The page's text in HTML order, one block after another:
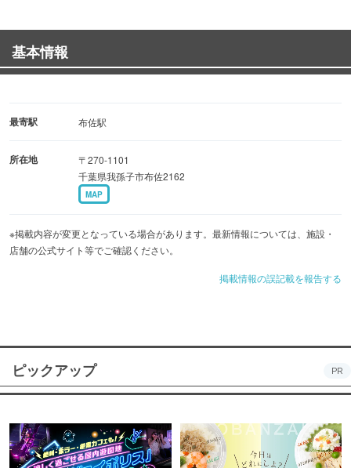
基本情報
最寄駅 布佐駅
所在地
〒270-1101
千葉県我孫子市布佐2162
MAP
※掲載内容が変更となっている場合があります。最新情報については、施設・
店舗の公式サイト等でご確認ください。
掲載情報の誤記載を報告する
ピックアップ PR